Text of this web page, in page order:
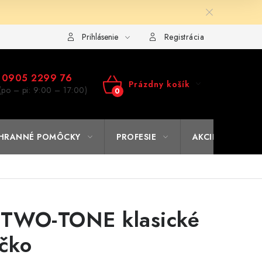
na výmenu tovaru Kto sme Reklamačný poriadok
Prihlásenie Registrácia
2299 76
– pi: 9:00 – 17:00)
NÁKUPNÝ
Prázdny košík
POMÔCKY PROFESIE AKCIE
TONE klasické